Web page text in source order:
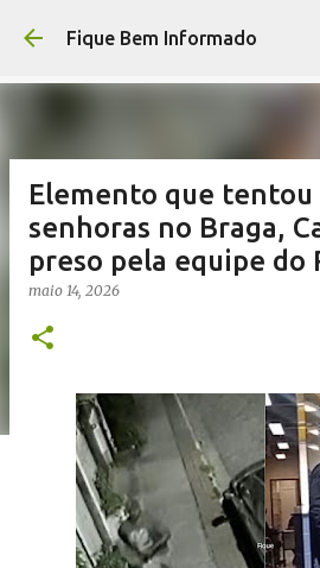
Pular para o
Fique Bem Informado
Elemento que tentou
senhoras no Braga,
preso pela equipe do
maio 14, 2026